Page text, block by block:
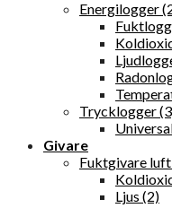
Energilogger
Trycklogger
Givare
Fuktgivare
Ljus (2)